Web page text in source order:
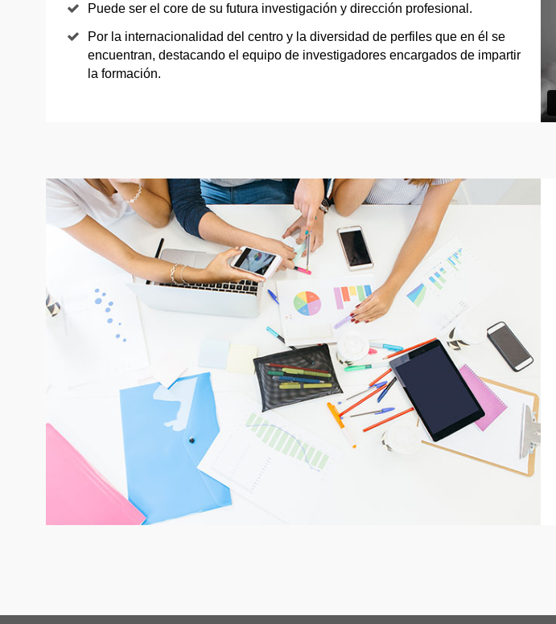
Puede ser el core de su futura investigación y dirección profesional.
Por la internacionalidad del centro y la diversidad de perfiles que en él se
encuentran, destacando el equipo de investigadores encargados de impartir
la formación.